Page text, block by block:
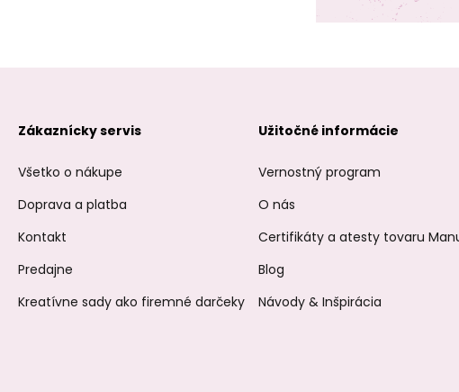
Zákaznícky servis
Všetko o nákupe
Doprava a platba
Kontakt
Predajne
Kreatívne sady ako firemné darčeky
Užitočné informácie
Vernostný program
O nás
Certifikáty a atesty tovaru
Blog
Návody & Inšpirácia